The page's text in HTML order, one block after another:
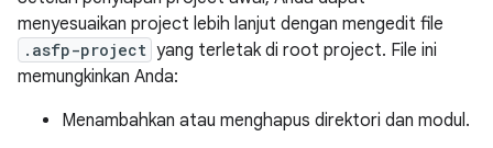
menyesuaikan project lebih lanjut dengan mengedit file
.asfp-project yang terletak di root project. File ini
memungkinkan Anda:
Menambahkan atau menghapus direktori dan modul.